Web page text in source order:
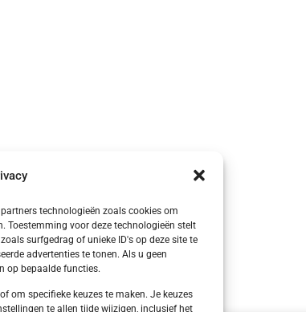
technologieën zoals cookies om
Toestemming voor deze technologieën stelt
surfgedrag of unieke ID's op deze site te
advertenties te tonen. Als u geen
op bepaalde functies.
om specifieke keuzes te maken. Je keuzes
te allen tijde wijzigen, inclusief het